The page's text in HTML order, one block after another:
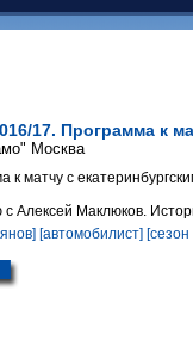
17. Программа к
Москва
к матчу с
с Алексей Маклюков.
[автомобилист]